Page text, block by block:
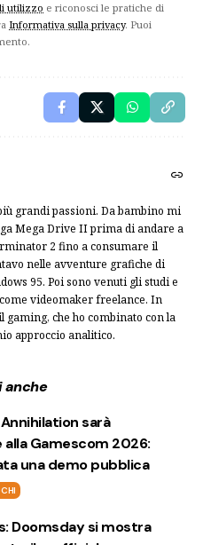
utilizzo e riconosci le pratiche di
Informativa sulla privacy. Puoi
grandi passioni. Da bambino mi
Mega Drive II prima di andare a
2 fino a consumare il
nelle avventure grafiche di
95. Poi sono venuti gli studi e
videomaker freelance. In
che ho combinato con la
approccio analitico.
anche
sarà
alla Gamescom 2026:
una demo pubblica
Doomsday si mostra